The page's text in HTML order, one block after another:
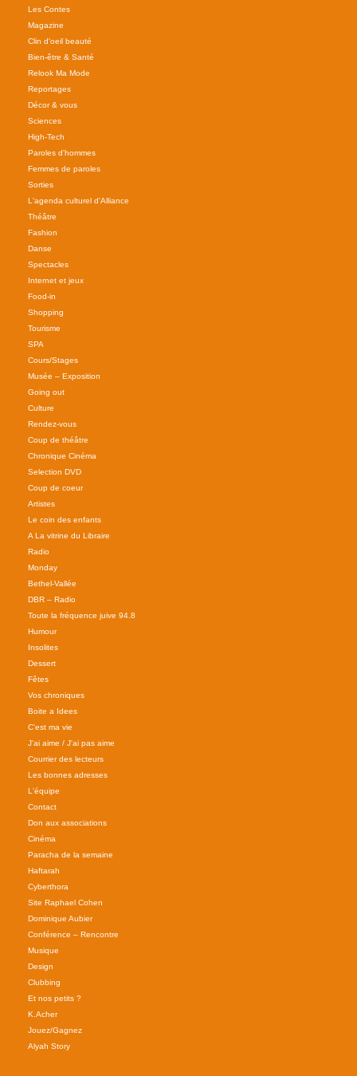
Les Contes
Magazine
Clin d'oeil beauté
Bien-être & Santé
Relook Ma Mode
Reportages
Décor & vous
Sciences
High-Tech
Paroles d'hommes
Femmes de paroles
Sorties
L'agenda culturel d'Alliance
Théâtre
Fashion
Danse
Spectacles
Internet et jeux
Food-in
Shopping
Tourisme
SPA
Cours/Stages
Musée – Exposition
Going out
Culture
Rendez-vous
Coup de théâtre
Chronique Cinéma
Selection DVD
Coup de coeur
Artistes
Le coin des enfants
A La vitrine du Libraire
Radio
Monday
Bethel-Vallée
DBR – Radio
Toute la fréquence juive 94.8
Humour
Insolites
Dessert
Fêtes
Vos chroniques
Boite a Idees
C'est ma vie
J'ai aime / J'ai pas aime
Courrier des lecteurs
Les bonnes adresses
L'équipe
Contact
Don aux associations
Cinéma
Paracha de la semaine
Haftarah
Cyberthora
Site Raphael Cohen
Dominique Aubier
Conférence – Rencontre
Musique
Design
Clubbing
Et nos petits ?
K.Acher
Jouez/Gagnez
Alyah Story